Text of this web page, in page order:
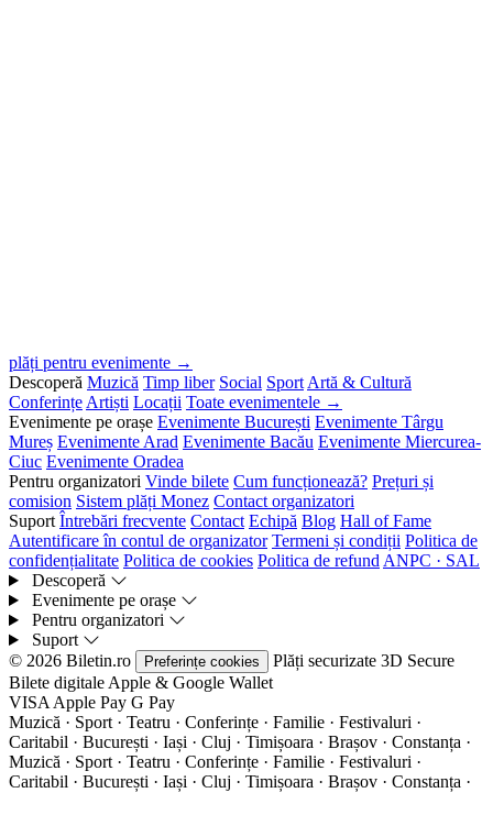
plăți pentru evenimente →
Descoperă Muzică Timp liber Social Sport Artă & Cultură
Conferințe Artiști Locații Toate evenimentele →
Evenimente pe orașe Evenimente București Evenimente Târgu
Mureș Evenimente Arad Evenimente Bacău Evenimente Miercurea-
Ciuc Evenimente Oradea
Pentru organizatori Vinde bilete Cum funcționează? Prețuri și
comision Sistem plăți Monez Contact organizatori
Suport Întrebări frecvente Contact Echipă Blog Hall of Fame
Autentificare în contul de organizator Termeni și condiții Politica de
confidențialitate Politica de cookies Politica de refund ANPC · SAL
Descoperă
Evenimente pe orașe
Pentru organizatori
Suport
© 2026 Biletin.ro
Preferințe cookies Plăți securizate 3D Secure
Bilete digitale Apple & Google Wallet
VISA Apple Pay G Pay
Muzică · Sport · Teatru · Conferințe · Familie · Festivaluri ·
Caritabil · București · Iași · Cluj · Timișoara · Brașov · Constanța ·
Muzică · Sport · Teatru · Conferințe · Familie · Festivaluri ·
Caritabil · București · Iași · Cluj · Timișoara · Brașov · Constanța ·